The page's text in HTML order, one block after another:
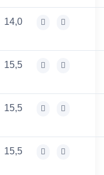
14,0
15,5
15,5
15,5